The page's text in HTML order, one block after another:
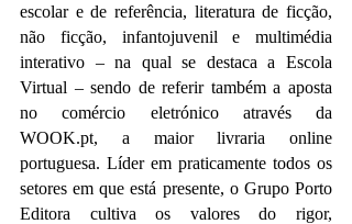
escolar e de referência, literatura de ficção,
não ficção, infantojuvenil e multimédia
interativo – na qual se destaca a Escola
Virtual – sendo de referir também a aposta
WOOK.pt, a maior livraria online
portuguesa. Líder em praticamente todos os
setores em que está presente, o Grupo Porto
Editora cultiva os valores do rigor,